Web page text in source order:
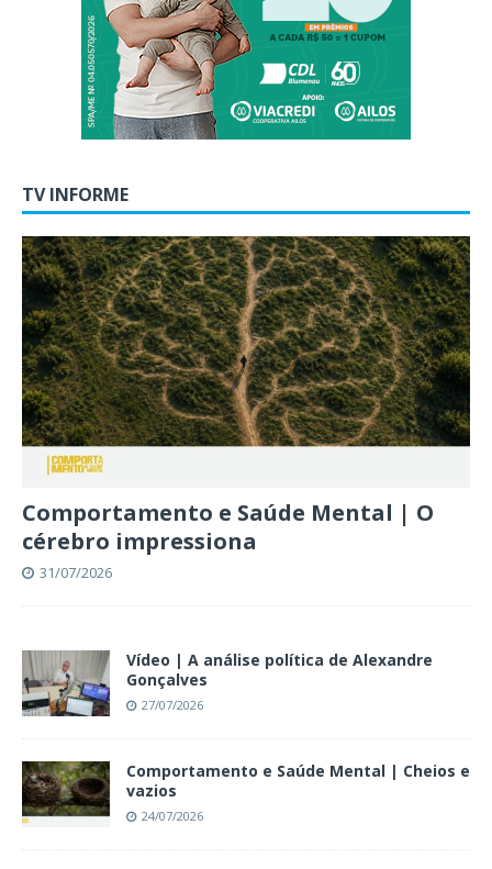
TV INFORME
Comportamento e Saúde Mental | O
cérebro impressiona
31/07/2026
Vídeo | A análise política de Alexandre
Gonçalves
27/07/2026
Comportamento e Saúde Mental | Cheios e
vazios
24/07/2026